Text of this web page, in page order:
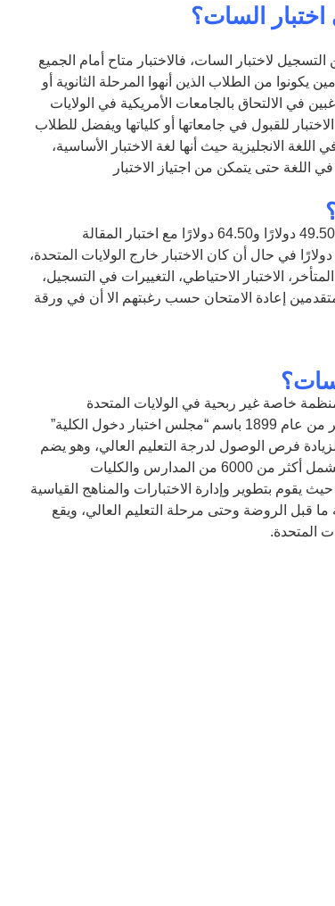
السات؟
لاختبار السات، فالاختبار متاح أمام الجميع
يكونوا من الطلاب الذين أنهوا المرحلة الثانوية أو
في الالتحاق بالجامعات الأمريكية في الولايات
للقبول في جامعاتها أو كلياتها ويفضل للطلاب
الانجليزية حيث أنها لغة الاختبار الأساسية،
اللغة حتى يتمكن من اجتياز الاختبار
تبلغ تكلفة التسجيل لاختبار السات ما قيمته 49.50 دولارًا و64.50 دولارًا مع اختبار المقالة
الاختيارية، يضاف لها رسوم أخرى بحدود 45 دولارًا في حال أن كان الاختبار خارج الولايات المتحدة،
الاختبار الاحتياطي، التغييرات في التسجيل،
إعادة الامتحان حسب رغبتهم الا أن في ورقة
خاصة غير ربحية في الولايات المتحدة
دخول الكلية
”
فرص الوصول لدرجة التعليم العالي، وهو يضم
المعاهد والمؤسسات التعليمية العليا والتي تشمل أكثر من 6000 من المدارس والكليات
يقوم بتطوير وإدارة الاختبارات والمناهج القياسية
قبل الروضة وحتى مرحلة التعليم العالي، ويقع
المتحدة.